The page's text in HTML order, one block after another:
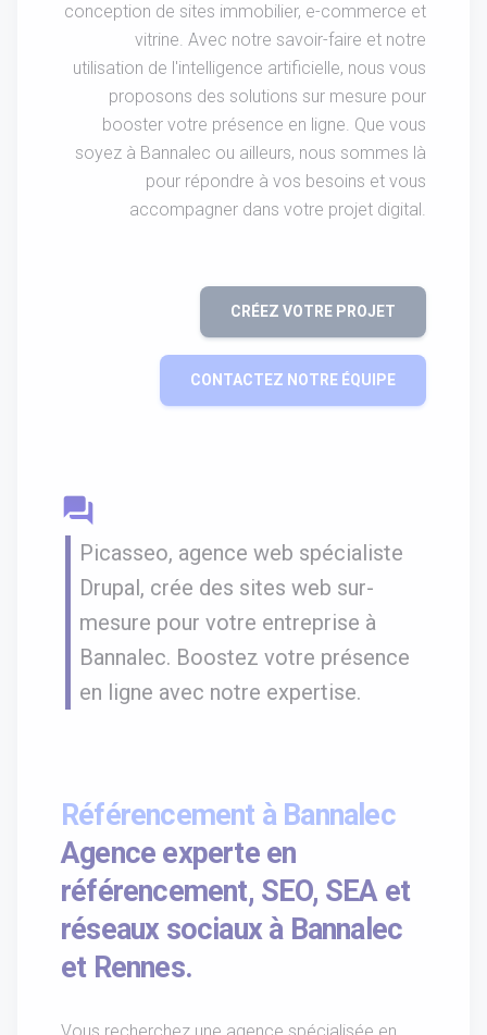
conception de sites immobilier, e-commerce et
vitrine. Avec notre savoir-faire et notre
utilisation de l'intelligence artificielle, nous vous
proposons des solutions sur mesure pour
booster votre présence en ligne. Que vous
soyez à Bannalec ou ailleurs, nous sommes là
pour répondre à vos besoins et vous
accompagner dans votre projet digital.
CRÉEZ VOTRE PROJET
CONTACTEZ NOTRE ÉQUIPE
question_answer
Picasseo, agence web spécialiste
Drupal, crée des sites web sur-
mesure pour votre entreprise à
Bannalec. Boostez votre présence
en ligne avec notre expertise.
Référencement à Bannalec
Agence experte en
référencement, SEO, SEA et
réseaux sociaux à Bannalec
et Rennes.